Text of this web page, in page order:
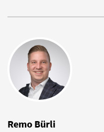
Remo Bürli